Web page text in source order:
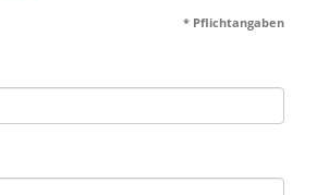
* Pflichtangaben